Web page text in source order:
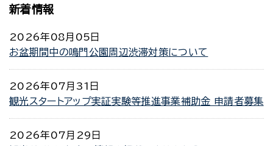
新着情報
2026年08月05日
お盆期間中の鳴門公園周辺渋滞対策について
2026年07月31日
観光スタートアップ実証実験等推進事業補助金 申請者募集
2026年07月29日